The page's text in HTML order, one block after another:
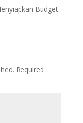
Budget
Required